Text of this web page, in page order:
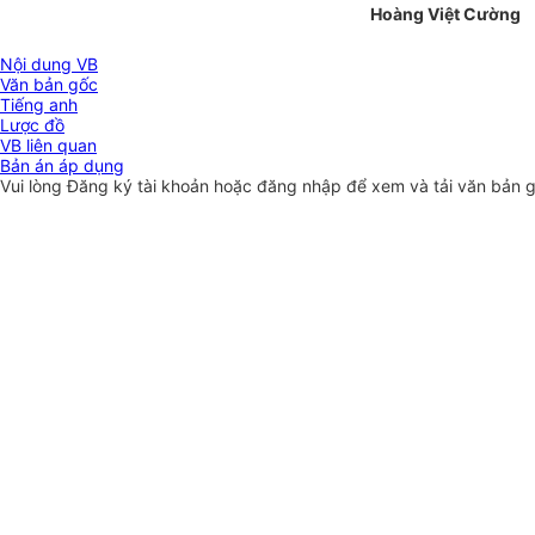
Hoàng Việt Cường
Nội dung VB
Văn bản gốc
Tiếng anh
Lược đồ
VB liên quan
Bản án áp dụng
Vui lòngĐăng ký tài khoản hoặc đăng nhập để xem và tải văn bản